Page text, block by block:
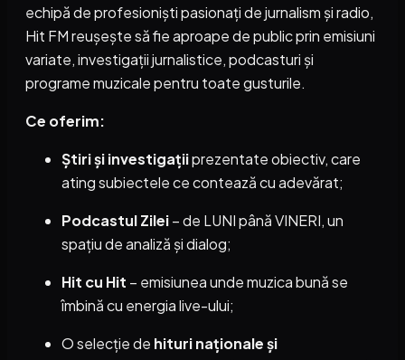
echipă de profesioniști pasionați de jurnalism și radio,
Hit FM reușește să fie aproape de public prin emisiuni
variate, investigații jurnalistice, podcasturi și
programe muzicale pentru toate gusturile.
Ce oferim:
Știri și investigațiiprezentate obiectiv, care
ating subiectele ce contează cu adevărat;
Podcastul Zilei– de LUNI până VINERI, un
spațiu de analiză și dialog;
Hit cu Hit – emisiunea unde muzica bună se
îmbină cu energia live-ului;
O selecție de hituri naționale și